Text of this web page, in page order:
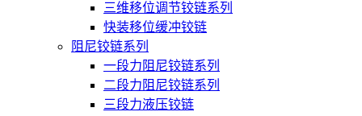
三维移位调节铰链系列
快装移位缓冲铰链
阻尼铰链系列
一段力阻尼铰链系列
二段力阻尼铰链系列
三段力液压铰链